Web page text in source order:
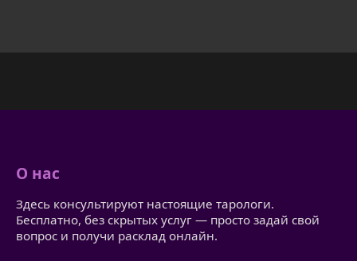
О нас
Здесь консультируют настоящие тарологи.
Бесплатно, без скрытых услуг — просто задай свой
вопрос и получи расклад онлайн.